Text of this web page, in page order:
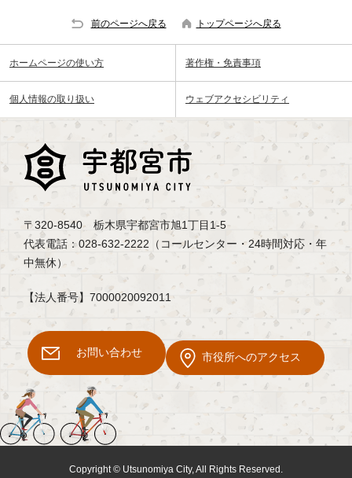
前のページへ戻る トップページへ戻る
ホームページの使い方 著作権・免責事項
個人情報の取り扱い ウェブアクセシビリティ
〒320-8540 栃木県宇都宮市旭1丁目1-5
代表電話：028-632-2222（コールセンター・24時間対応・年
中無休）
【法人番号】7000020092011
お問い合わせ 市役所へのアクセス
Copyright © Utsunomiya City, All Rights Reserved.